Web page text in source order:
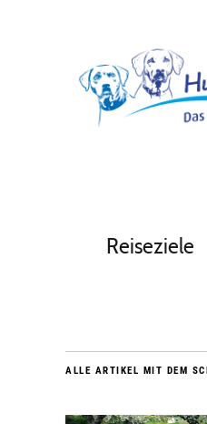
Reiseziele
ALLE ARTIKEL MIT DEM